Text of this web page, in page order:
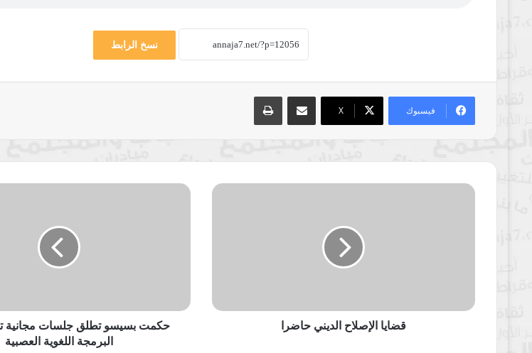
نسخ الرابط
فيسبوك ‫X
مشاركة عبر البريد طباعة
قضايا
قضايا الإصلاح الديني حاضرا
حكمت
اللغوية
العصبيةحكمت بسيسو تطلق جلسات مجانية
البرمجة اللغوية العصبية